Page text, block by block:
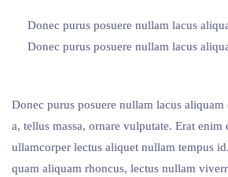
Donec purus posuere nullam lacus
Donec purus posuere nullam lacus
Donec purus posuere nullam lacus aliquam
a, tellus massa, ornare vulputate. Erat enim
ullamcorper lectus aliquet nullam tempus
quam aliquam rhoncus, lectus nullam